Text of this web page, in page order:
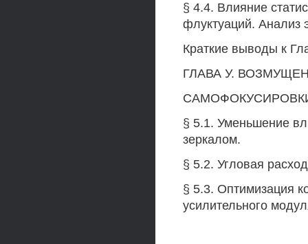
§ 4.4. Влияние
флуктуаций. Анализ
Краткие выводы к
ГЛАВА У.
§ 5.1. Уменьшение
зеркалом.
§ 5.2. Угловая
§ 5.3. Оптимизация
усилительного